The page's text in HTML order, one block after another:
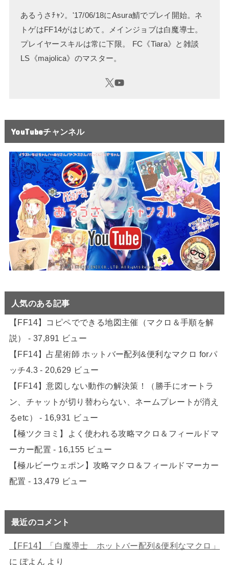
あるうさﾁｬﾝ。'17/06/18にAsura鯖でプレイ開始。ネ
トゲはFF14がはじめて。メインジョブは白魔導士。
プレイヤースキルは常に下限。 FC《Tiara》と雑談
LS《majolica》のマスター。
YouTubeチャンネル
人気のある記事
【FF14】コピペでできる地図主催（マクロ＆手順を解
説）
- 37,891 ビュー
【FF14】占星術師 ホットバー配列&便利なマクロ forパ
ッチ4.3- 20,629 ビュー
【FF14】意図しない動作の解決策！（勝手にオートラ
ン、チャットが切り替わらない、ネームプレートが消え
るetc）
- 16,931 ビュー
【極ツクヨミ】よく使われる攻略マクロ＆フィールドマ
ーカー配置 - 16,155 ビュー
【極ルビーウェポン】攻略マクロ＆フィールドマーカー
配置 - 13,479 ビュー
最近のコメント
【FF14】「白魔導士 ホットバー配列&便利なマクロ」
に ぽよん より